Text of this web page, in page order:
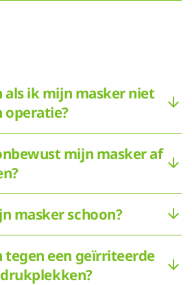
als ik mijn masker niet
operatie?
mijn masker af
masker schoon?
tegen een geïrriteerde